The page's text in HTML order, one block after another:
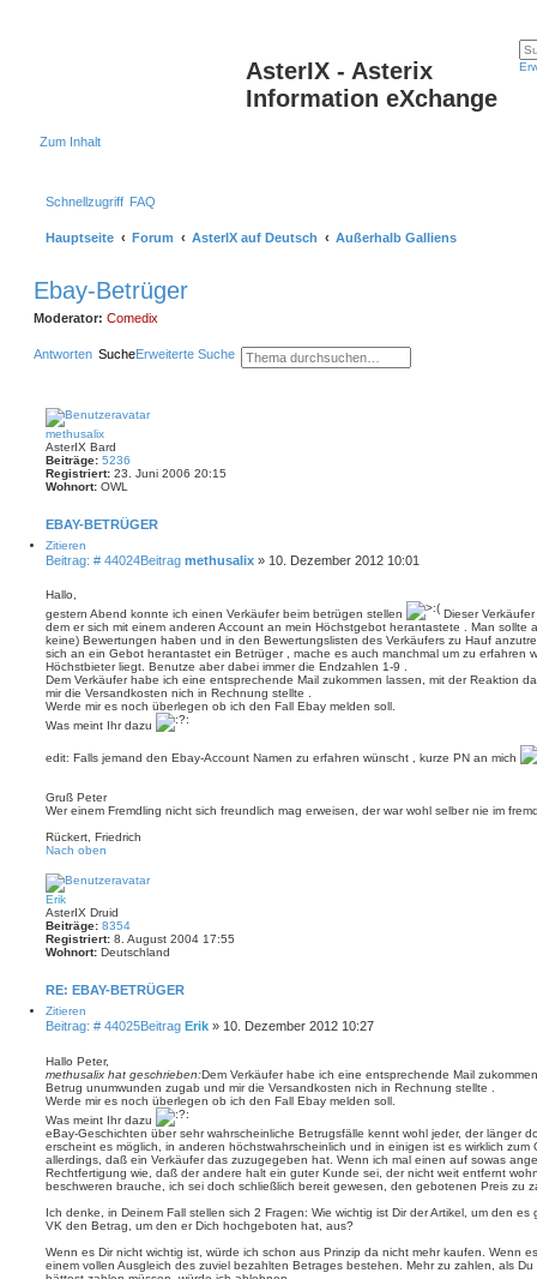
AsterIX - Asterix
Information eXchange
Zum Inhalt
Schnellzugriff FAQ
Hauptseite Forum AsterIX auf Deutsch Außerhalb Galliens
Ebay-Betrüger
Moderator: Comedix
Antworten SucheErweiterte Suche
methusalix
AsterIX Bard
Beiträge: 5236
Registriert: 23. Juni 2006 20:15
Wohnort: OWL
EBAY-BETRÜGER
Zitieren
Beitrag: # 44024Beitrag methusalix » 10. Dezember 2012 10:01
Hallo,
gestern Abend konnte ich einen Verkäufer beim betrügen stellen
Dieser
dem er sich mit einem anderen Account an mein Höchstgebot herantastete . Man sollte
keine) Bewertungen haben und in den Bewertungslisten des Verkäufers zu Hauf
sich an ein Gebot herantastet ein Betrüger , mache es auch manchmal um zu erfahren
Höchstbieter liegt. Benutze aber dabei immer die Endzahlen 1-9 .
Dem Verkäufer habe ich eine entsprechende Mail zukommen lassen, mit der Reaktion
mir die Versandkosten nich in Rechnung stellte .
Werde mir es noch überlegen ob ich den Fall Ebay melden soll.
Was meint Ihr dazu
edit: Falls jemand den Ebay-Account Namen zu erfahren wünscht , kurze PN an mich
Gruß Peter
Wer einem Fremdling nicht sich freundlich mag erweisen, der war wohl selber nie im
Rückert, Friedrich
Nach oben
Erik
AsterIX Druid
Beiträge: 8354
Registriert: 8. August 2004 17:55
Wohnort: Deutschland
RE: EBAY-BETRÜGER
Zitieren
Beitrag: # 44025Beitrag Erik » 10. Dezember 2012 10:27
Hallo Peter,
methusalix hat geschrieben:Dem Verkäufer habe ich eine entsprechende Mail
Betrug unumwunden zugab und mir die Versandkosten nich in Rechnung stellte .
Werde mir es noch überlegen ob ich den Fall Ebay melden soll.
Was meint Ihr dazu
eBay-Geschichten über sehr wahrscheinliche Betrugsfälle kennt wohl jeder, der länger
erscheint es möglich, in anderen höchstwahrscheinlich und in einigen ist es wirklich
allerdings, daß ein Verkäufer das zuzugegeben hat. Wenn ich mal einen auf sowas
Rechtfertigung wie, daß der andere halt ein guter Kunde sei, der nicht weit entfernt
beschweren brauche, ich sei doch schließlich bereit gewesen, den gebotenen Preis zu
Ich denke, in Deinem Fall stellen sich 2 Fragen: Wie wichtig ist Dir der Artikel, um den
VK den Betrag, um den er Dich hochgeboten hat, aus?
Wenn es Dir nicht wichtig ist, würde ich schon aus Prinzip da nicht mehr kaufen. Wenn
einem vollen Ausgleich des zuviel bezahlten Betrages bestehen. Mehr zu zahlen, als